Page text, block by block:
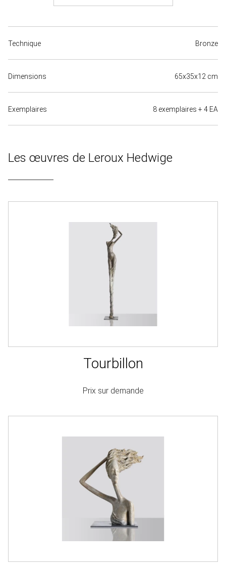
Technique Bronze
Dimensions 65x35x12 cm
Exemplaires 8 exemplaires + 4 EA
Les œuvres de Leroux Hedwige
Tourbillon
Prix sur demande